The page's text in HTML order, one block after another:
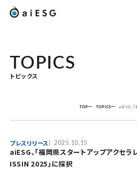
TOPICS
トピックス
TOP TOPICS aiESG、「福岡
プレスリリース 2025.10.15
aiESG、「福岡県スタートアップアクセラ
ISSIN 2025」に採択